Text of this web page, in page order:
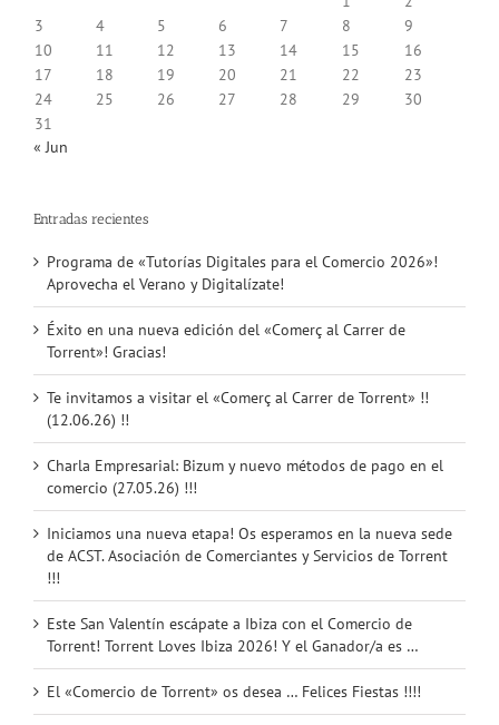
3
4 5 6 7 8
9
10
11 12 13 14 15
16
17
18 19 20 21 22
23
24
25 26 27 28 29
30
31
« Jun
Entradas recientes
Programa de «Tutorías Digitales para el Comercio 2026»!
Aprovecha el Verano y Digitalízate!
Éxito en una nueva edición del «Comerç al Carrer de
Torrent»! Gracias!
Te invitamos a visitar el «Comerç al Carrer de Torrent» !!
(12.06.26) !!
Charla Empresarial: Bizum y nuevo métodos de pago en el
comercio (27.05.26) !!!
Iniciamos una nueva etapa! Os esperamos en la nueva sede
de ACST. Asociación de Comerciantes y Servicios de Torrent
!!!
Este San Valentín escápate a Ibiza con el Comercio de
Torrent! Torrent Loves Ibiza 2026! Y el Ganador/a es …
El «Comercio de Torrent» os desea … Felices Fiestas !!!!